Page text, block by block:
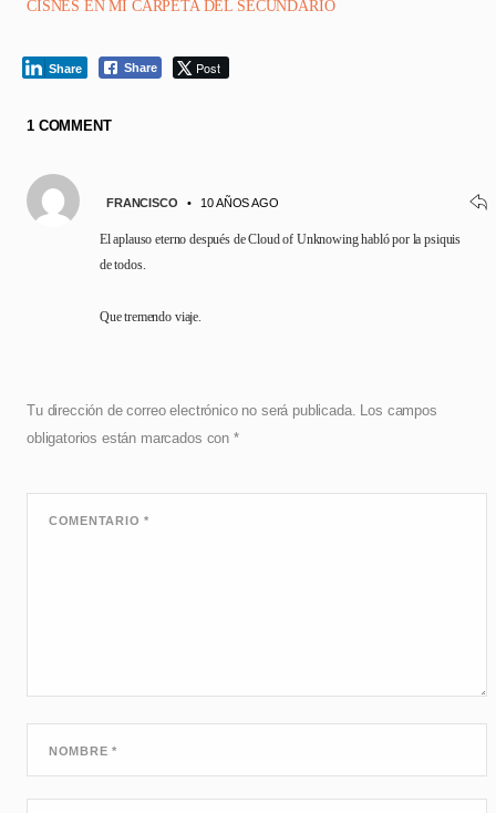
CISNES EN MI CARPETA DEL SECUNDARIO
Share Post
Share
1 COMMENT
FRANCISCO • 10 AÑOS AGO
El aplauso eterno después de Cloud of Unknowing habló por la psiquis
de todos.
Que tremendo viaje.
Tu dirección de correo electrónico no será publicada.
Los campos
obligatorios están marcados con *
COMENTARIO*
NOMBRE*